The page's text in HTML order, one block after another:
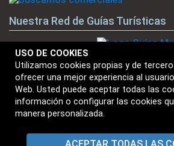
USO DE COOKIES
Utilizamos cookies propias y de
ofrecer una mejor experiencia al
Web. Usted puede aceptar todas las
información o configurar las cookies
manera personalizada.
Nuestra Red de Guías Turísticas
Nuestras Marcas